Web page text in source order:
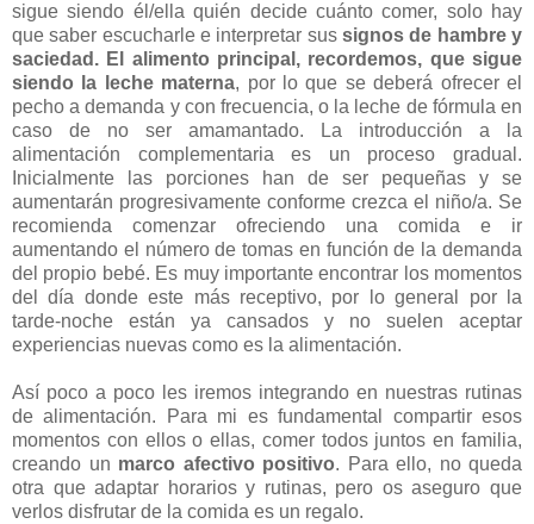
sigue siendo él/ella quién decide cuánto comer, solo hay
que saber escucharle e interpretar sus signos de hambre y
saciedad. El alimento principal, recordemos, que sigue
siendo la leche materna, por lo que se deberá ofrecer el
pecho a demanda y con frecuencia, o la leche de fórmula en
caso de no ser amamantado. La introducción a la
alimentación complementaria es un proceso gradual.
Inicialmente las porciones han de ser pequeñas y se
aumentarán progresivamente conforme crezca el niño/a. Se
recomienda comenzar ofreciendo una comida e ir
aumentando el número de tomas en función de la demanda
del propio bebé. Es muy importante encontrar los momentos
del día donde este más receptivo, por lo general por la
tarde-noche están ya cansados y no suelen aceptar
experiencias nuevas como es la alimentación.
Así poco a poco les iremos integrando en nuestras rutinas
de alimentación. Para mi es fundamental compartir esos
momentos con ellos o ellas, comer todos juntos en familia,
creando un marco afectivo positivo. Para ello, no queda
otra que adaptar horarios y rutinas, pero os aseguro que
verlos disfrutar de la comida es un regalo.